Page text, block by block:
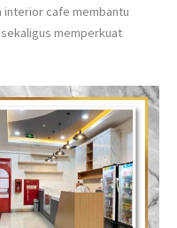
cafe membantu
memperkuat